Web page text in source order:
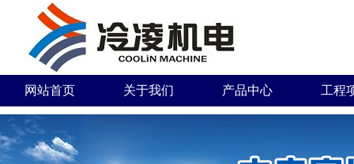
网站首页 关于我们 产品中心 工程